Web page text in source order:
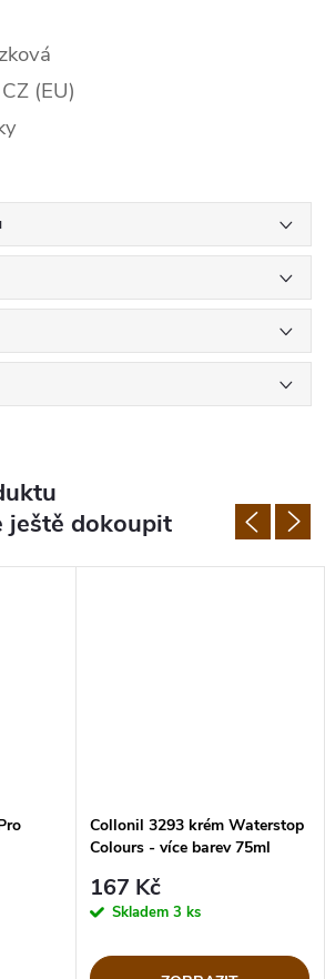
(EU)
ještě dokoupit
Collonil 3293 krém Waterstop
Colours - více barev 75ml
167 Kč
Skladem 3 ks